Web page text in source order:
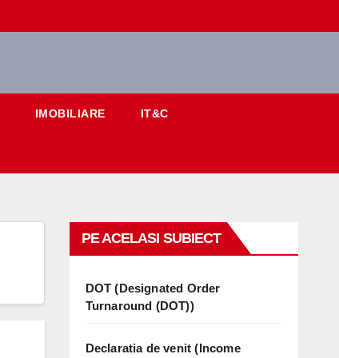
IMOBILIARE IT&C
PE ACELASI SUBIECT
DOT (Designated Order
Turnaround (DOT))
Declaratia de venit (Income